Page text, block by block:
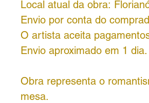
Local atual da obra:
Envio por conta do
O artista aceita
Envio aproximado em 1 dia.
Obra representa o
mesa.